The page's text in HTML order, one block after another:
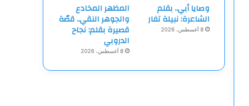
وصايا أبي.. بقلم
الشاعرة: نبيلة تفار
8 أغسطس، 2026
المظهر المخادع
والجوهر النقي.. قصّة
قصيرة بقلم: نجاح
الدروبي
8 أغسطس، 2026